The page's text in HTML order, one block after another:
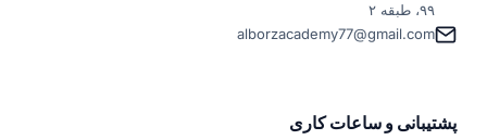
۹۹، طبقه ۲
alborzacademy77@gmail.com
پشتیبانی و ساعات کاری